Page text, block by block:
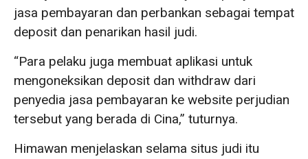
jasa pembayaran dan perbankan sebagai tempat
deposit dan penarikan hasil judi.
“Para pelaku juga membuat aplikasi untuk
mengoneksikan deposit dan withdraw dari
penyedia jasa pembayaran ke website perjudian
tersebut yang berada di Cina,” tuturnya.
Himawan menjelaskan selama situs judi itu